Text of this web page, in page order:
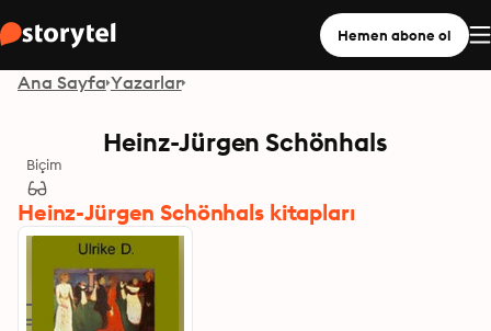
Hemen abone ol
Ana Sayfa Yazarlar
Heinz-Jürgen Schönhals
Biçim
Heinz-Jürgen Schönhals kitapları